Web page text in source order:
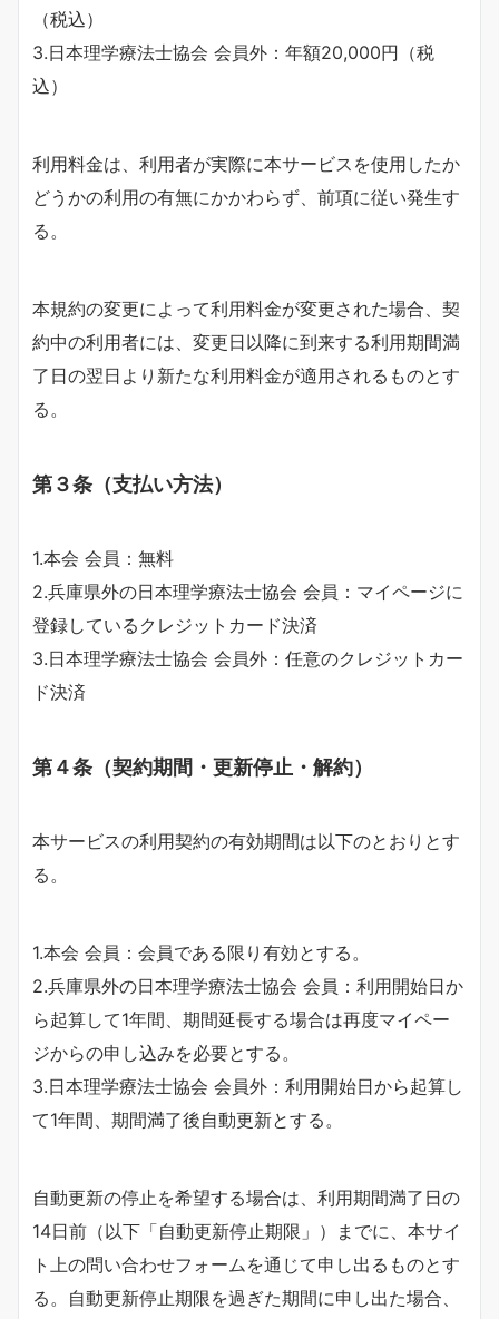
（税込）
3.日本理学療法士協会 会員外：年額20,000円（税
込）
利用料金は、利用者が実際に本サービスを使用したか
どうかの利用の有無にかかわらず、前項に従い発生す
る。
本規約の変更によって利用料金が変更された場合、契
約中の利用者には、変更日以降に到来する利用期間満
了日の翌日より新たな利用料金が適用されるものとす
る。
第３条（支払い方法）
1.本会 会員：無料
2.兵庫県外の日本理学療法士協会 会員：マイページに
登録しているクレジットカード決済
3.日本理学療法士協会 会員外：任意のクレジットカー
ド決済
第４条（契約期間・更新停止・解約）
本サービスの利用契約の有効期間は以下のとおりとす
る。
1.本会 会員：会員である限り有効とする。
2.兵庫県外の日本理学療法士協会 会員：利用開始日か
ら起算して1年間、期間延長する場合は再度マイペー
ジからの申し込みを必要とする。
3.日本理学療法士協会 会員外：利用開始日から起算し
て1年間、期間満了後自動更新とする。
自動更新の停止を希望する場合は、利用期間満了日の
14日前（以下「自動更新停止期限」）までに、本サイ
ト上の問い合わせフォームを通じて申し出るものとす
る。自動更新停止期限を過ぎた期間に申し出た場合、